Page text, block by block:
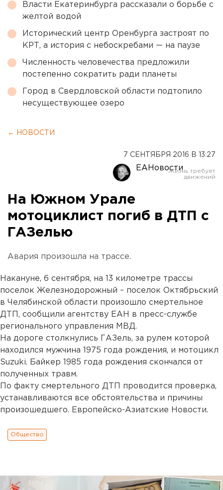
Власти Екатеринбурга рассказали о борьбе с
желтой водой
Исторический центр Оренбурга застроят по
КРТ, а история с небоскребами — на паузе
Численность человечества предложили
постепенно сократить ради планеты
Город в Свердловской области подтопило
несуществующее озеро
← НОВОСТИ
7 СЕНТЯБРЯ 2016 В 13:27
ЕАНовости
На Южном Урале
мотоциклист погиб в ДТП с
ГАЗелью
Авария произошла на трассе.
Накануне, 6 сентября, на 13 километре трассы
поселок Железнодорожный – поселок Октябрьский
в Челябинской области произошло смертельное
ДТП, сообщили агентству ЕАН в пресс-службе
регионального управления МВД.
На дороге столкнулись ГАЗель, за рулем которой
находился мужчина 1975 года рождения, и мотоцикл
Suzuki. Байкер 1985 года рождения скончался от
полученных травм.
По факту смертельного ДТП проводится проверка,
устанавливаются все обстоятельства и причины
произошедшего. Европейско-Азиатские Новости.
Общество